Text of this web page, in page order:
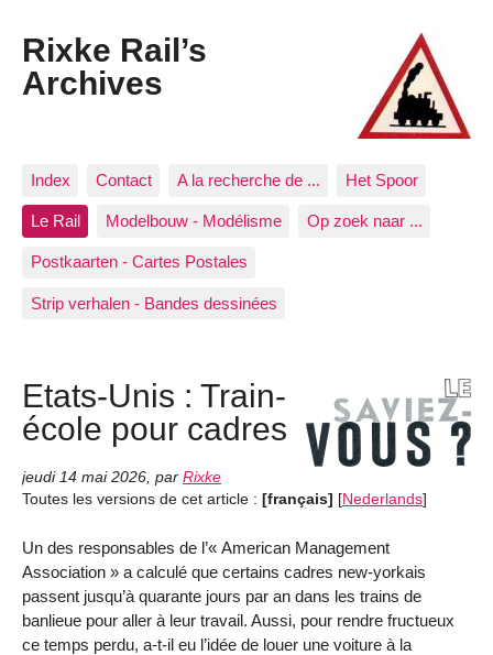
Rixke Rail’s
Archives
Index Contact A la recherche de ... Het Spoor
Le Rail Modelbouw - Modélisme Op zoek naar ...
Postkaarten - Cartes Postales
Strip verhalen - Bandes dessinées
Etats-Unis : Train-
école pour cadres
jeudi 14 mai 2026, par Rixke
Toutes les versions de cet article : [français] [Nederlands]
Un des responsables de l’« American Management
Association » a calculé que certains cadres new-yorkais
passent jusqu’à quarante jours par an dans les trains de
banlieue pour aller à leur travail. Aussi, pour rendre fructueux
ce temps perdu, a-t-il eu l’idée de louer une voiture à la